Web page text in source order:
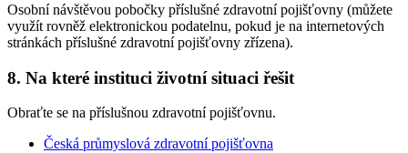
Osobní návštěvou pobočky příslušné zdravotní pojišťovny (můžete
využít rovněž elektronickou podatelnu, pokud je na internetových
stránkách příslušné zdravotní pojišťovny zřízena).
8. Na které instituci životní situaci řešit
Obraťte se na příslušnou zdravotní pojišťovnu.
Česká průmyslová zdravotní pojišťovna